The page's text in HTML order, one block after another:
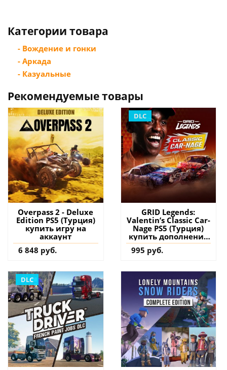
Категории товара
- Вождение и гонки
- Аркада
- Казуальные
Рекомендуемые товары
Overpass 2 - Deluxe
Edition PS5 (Турция)
купить игру на
аккаунт
6 848 руб.
DLC
GRID Legends:
Valentin’s Classic Car-
Nage PS5 (Турция)
купить дополнение
на аккаунт
995 руб.
DLC